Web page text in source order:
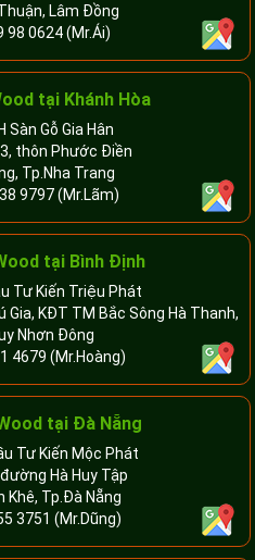
Lâm Đồng
98 0624(Mr.Ái)
tại Khánh Hòa
Sàn Gỗ Gia Hân
thôn Phước Điền
Tp.Nha Trang
9797(Mr.Lãm)
tại Bình Định
Tư Kiến Triệu Phát
Gia, KĐT TM Bắc Sông Hà Thanh,
Nhơn Đông
4679 (Mr.Hoàng)
tại Đà Nẵng
Tư Kiến Mộc Phát
Hà Huy Tập
Khê, Tp.Đà Nẵng
3751 (Mr.Dũng)